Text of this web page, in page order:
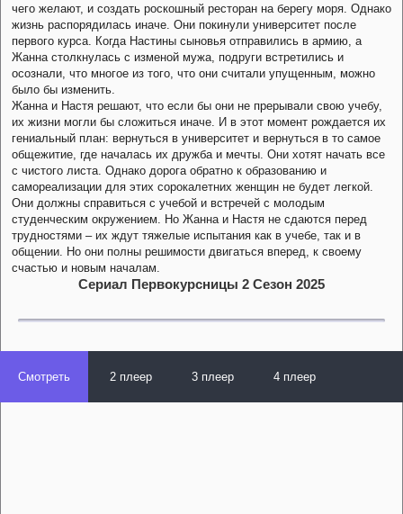
чего желают, и создать роскошный ресторан на берегу моря. Однако
жизнь распорядилась иначе. Они покинули университет после
первого курса. Когда Настины сыновья отправились в армию, а
Жанна столкнулась с изменой мужа, подруги встретились и
осознали, что многое из того, что они считали упущенным, можно
было бы изменить.
Жанна и Настя решают, что если бы они не прерывали свою учебу,
их жизни могли бы сложиться иначе. И в этот момент рождается их
гениальный план: вернуться в университет и вернуться в то самое
общежитие, где началась их дружба и мечты. Они хотят начать все
с чистого листа. Однако дорога обратно к образованию и
самореализации для этих сорокалетних женщин не будет легкой.
Они должны справиться с учебой и встречей с молодым
студенческим окружением. Но Жанна и Настя не сдаются перед
трудностями – их ждут тяжелые испытания как в учебе, так и в
общении. Но они полны решимости двигаться вперед, к своему
счастью и новым началам.
Сериал Первокурсницы 2 Сезон 2025
Смотреть 2 плеер 3 плеер 4 плеер